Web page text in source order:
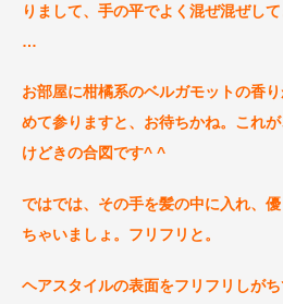
りまして、 手の平でよく混ぜ混ぜし
…
お部屋に柑橘系のベルガモットの香
めて参りますと、お待ちかね。これが
けどきの合図です^ ^
ではでは、その手を髪の中に入れ、
ちゃいましょ。フリフリと。
ヘアスタイルの表面をフリフリしがち